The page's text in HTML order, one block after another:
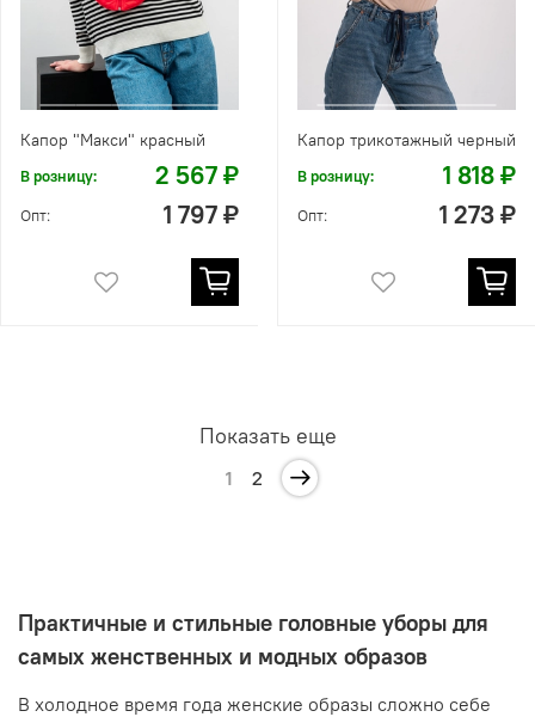
Капор "Макси" красный
В розницу: 2 567 ₽
Опт: 1 797 ₽
Капор трикотажный черный
В розницу: 1 818 ₽
Опт: 1 273 ₽
Показать еще
1 2
Практичные и стильные головные уборы для
самых женственных и модных образов
В холодное время года женские образы сложно себе